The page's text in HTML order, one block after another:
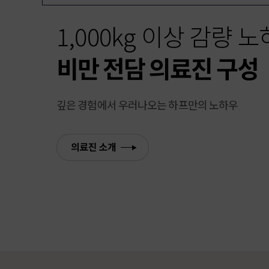
1,000kg 이상 감량 노
비만 전담 의료진 구성
깊은 경험에서 우러나오는 하프만의 노하우